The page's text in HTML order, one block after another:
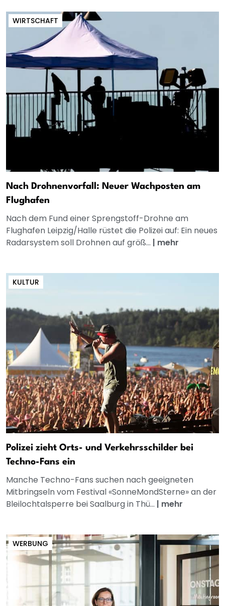
WIRTSCHAFT
Nach Drohnenvorfall: Neuer Wachposten am
Flughafen
Nach dem Fund einer Sprengstoff-Drohne am
Flughafen Leipzig/Halle rüstet die Polizei auf: Ein neues
Radarsystem soll Drohnen auf größ... | mehr
KULTUR
Polizei zieht Orts- und Verkehrsschilder bei
Techno-Fans ein
Manche Techno-Fans suchen nach geeigneten
Mitbringseln vom Festival «SonneMondSterne» an der
Bleilochtalsperre bei Saalburg in Thü... | mehr
WERBUNG